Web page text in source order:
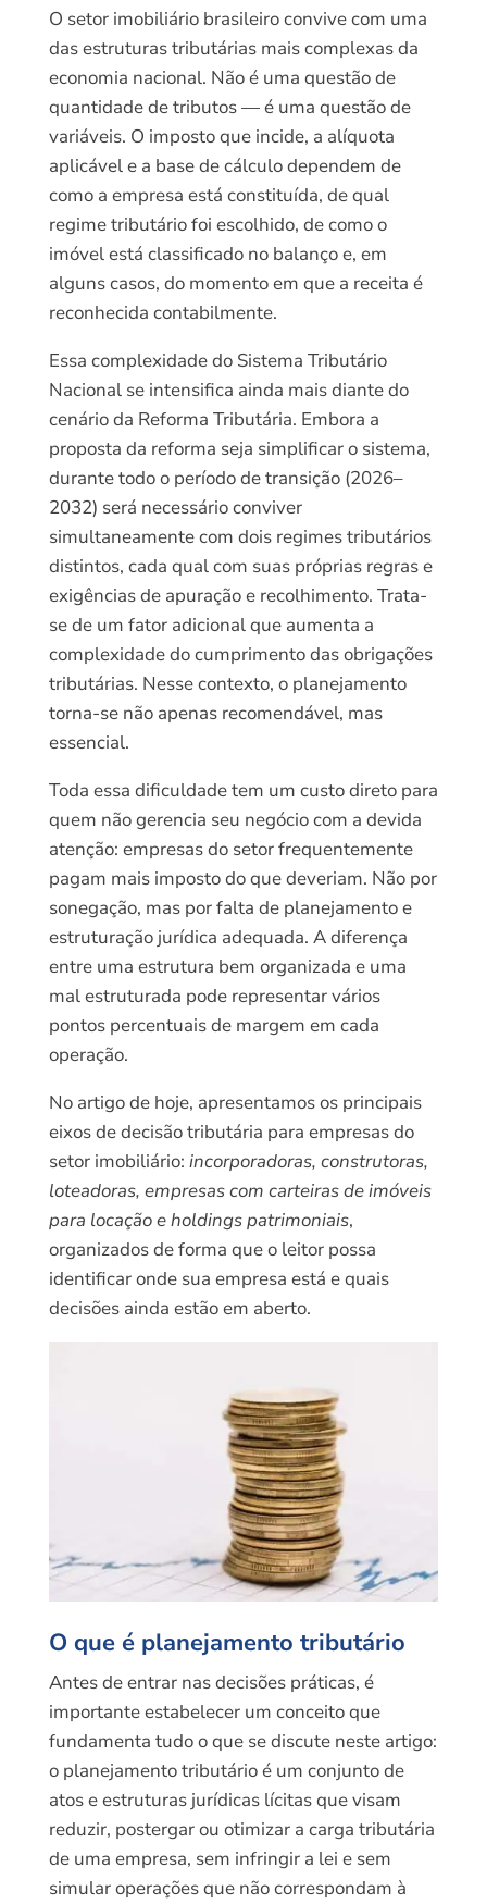
O setor imobiliário brasileiro convive com uma
das estruturas tributárias mais complexas da
economia nacional. Não é uma questão de
quantidade de tributos — é uma questão de
variáveis. O imposto que incide, a alíquota
aplicável e a base de cálculo dependem de
como a empresa está constituída, de qual
regime tributário foi escolhido, de como o
imóvel está classificado no balanço e, em
alguns casos, do momento em que a receita é
reconhecida contabilmente.
Essa complexidade do Sistema Tributário
Nacional se intensifica ainda mais diante do
cenário da Reforma Tributária. Embora a
proposta da reforma seja simplificar o sistema,
durante todo o período de transição (2026–
2032) será necessário conviver
simultaneamente com dois regimes tributários
distintos, cada qual com suas próprias regras e
exigências de apuração e recolhimento. Trata-
se de um fator adicional que aumenta a
complexidade do cumprimento das obrigações
tributárias. Nesse contexto, o planejamento
torna-se não apenas recomendável, mas
essencial.
Toda essa dificuldade tem um custo direto para
quem não gerencia seu negócio com a devida
atenção: empresas do setor frequentemente
pagam mais imposto do que deveriam. Não por
sonegação, mas por falta de planejamento e
estruturação jurídica adequada. A diferença
entre uma estrutura bem organizada e uma
mal estruturada pode representar vários
pontos percentuais de margem em cada
operação.
No artigo de hoje, apresentamos os principais
eixos de decisão tributária para empresas do
setor imobiliário: incorporadoras, construtoras,
loteadoras, empresas com carteiras de imóveis
para locação e holdings patrimoniais,
organizados de forma que o leitor possa
identificar onde sua empresa está e quais
decisões ainda estão em aberto.
O que é planejamento tributário
Antes de entrar nas decisões práticas, é
importante estabelecer um conceito que
fundamenta tudo o que se discute neste artigo:
o planejamento tributário é um conjunto de
atos e estruturas jurídicas lícitas que visam
reduzir, postergar ou otimizar a carga tributária
de uma empresa, sem infringir a lei e sem
simular operações que não correspondam à